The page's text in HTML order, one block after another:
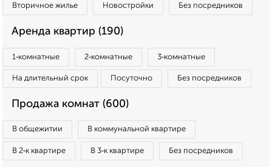
Вторичное жилье Новостройки Без посредников
Аренда квартир (190)
1‑комнатные 2‑комнатные 3‑комнатные
На длительный срок Посуточно Без посредников
Продажа комнат (600)
В общежитии В коммунальной квартире
В 2‑к квартире В 3‑к квартире Без посредников